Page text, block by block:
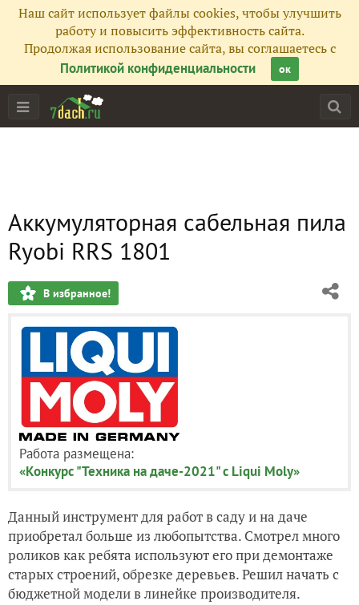
Наш сайт использует файлы cookies, чтобы улучшить
работу и повысить эффективность сайта.
Продолжая использование сайта, вы соглашаетесь с
Политикой конфиденциальности
ок
Аккумуляторная сабельная пила
Ryobi RRS 1801
В избранное!
Работа размещена:
«Конкурс "Техника на даче-2021" с Liqui Moly»
Данный инструмент для работ в саду и на даче
приобретал больше из любопытства. Смотрел много
роликов как ребята используют его при демонтаже
старых строений, обрезке деревьев. Решил начать с
бюджетной модели в линейке производителя.